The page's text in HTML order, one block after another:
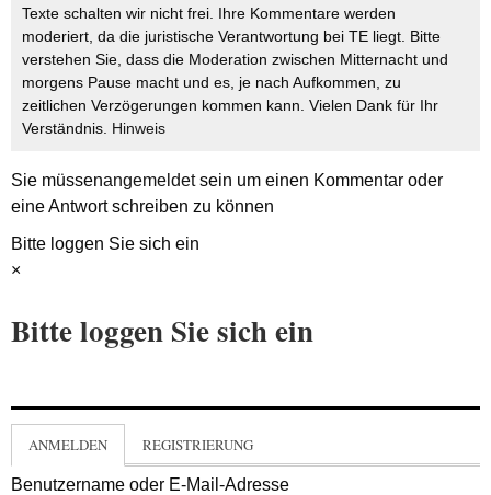
Texte schalten wir nicht frei. Ihre Kommentare werden
moderiert, da die juristische Verantwortung bei TE liegt. Bitte
verstehen Sie, dass die Moderation zwischen Mitternacht und
morgens Pause macht und es, je nach Aufkommen, zu
zeitlichen Verzögerungen kommen kann. Vielen Dank für Ihr
Verständnis. Hinweis
Sie müssenangemeldetsein um einen Kommentar oder
eine Antwort schreiben zu können
Bitte loggen Sie sich ein
×
Bitte loggen Sie sich ein
ANMELDEN REGISTRIERUNG
Benutzername oder E-Mail-Adresse